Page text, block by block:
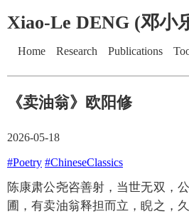
Xiao-Le DENG (邓小
Home Research Publications
《卖油翁》欧阳修
2026-05-18
#Poetry #ChineseClassics
陈康肃公尧咨善射，当世无双，
圃，有卖油翁释担而立，睨之，